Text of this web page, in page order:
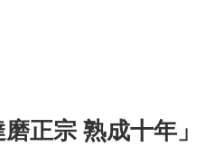
正宗 熟成十年」